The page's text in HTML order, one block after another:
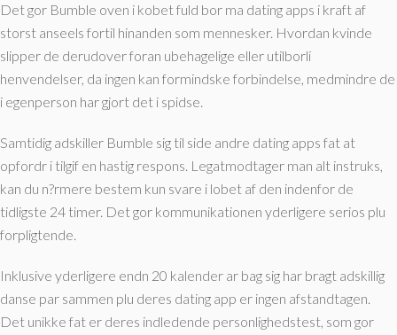
Det gor Bumble oven i kobet fuld bor ma dating apps i kraft af
storst anseels fortil hinanden som mennesker. Hvordan kvinde
slipper de derudover foran ubehagelige eller utilborli
henvendelser, da ingen kan formindske forbindelse, medmindre de
i egenperson har gjort det i spidse.
Samtidig adskiller Bumble sig til side andre dating apps fat at
opfordr i tilgif en hastig respons. Legatmodtager man alt instruks,
kan du n?rmere bestem kun svare i lobet af den indenfor de
tidligste 24 timer. Det gor kommunikationen yderligere serios plu
forpligtende.
Inklusive yderligere endn 20 kalender ar bag sig har bragt adskillig
danse par sammen plu deres dating app er ingen afstandtagen.
Det unikke fat er deres indledende personlighedstest, som gor